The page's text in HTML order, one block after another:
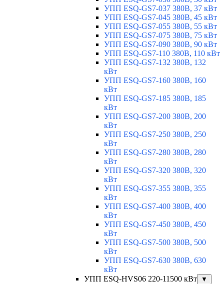
УПП ESQ-GS7-037 380В, 37 кВт
УПП ESQ-GS7-045 380В, 45 кВт
УПП ESQ-GS7-055 380В, 55 кВт
УПП ESQ-GS7-075 380В, 75 кВт
УПП ESQ-GS7-090 380В, 90 кВт
УПП ESQ-GS7-110 380В, 110 кВт
УПП ESQ-GS7-132 380В, 132
кВт
УПП ESQ-GS7-160 380В, 160
кВт
УПП ESQ-GS7-185 380В, 185
кВт
УПП ESQ-GS7-200 380В, 200
кВт
УПП ESQ-GS7-250 380В, 250
кВт
УПП ESQ-GS7-280 380В, 280
кВт
УПП ESQ-GS7-320 380В, 320
кВт
УПП ESQ-GS7-355 380В, 355
кВт
УПП ESQ-GS7-400 380В, 400
кВт
УПП ESQ-GS7-450 380В, 450
кВт
УПП ESQ-GS7-500 380В, 500
кВт
УПП ESQ-GS7-630 380В, 630
кВт
УПП ESQ-HVS06 220-11500 кВт
▼